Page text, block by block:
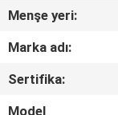
TURU
Menşe yeri:
Marka adı:
Sertifika:
Model